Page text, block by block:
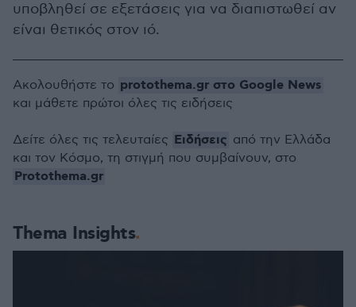
υποβληθεί σε εξετάσεις για να διαπιστωθεί αν
είναι θετικός στον ιό.
Thema Insights
Ακολουθήστε το protothema.gr στο Google News
και μάθετε πρώτοι όλες τις ειδήσεις
Δείτε όλες τις τελευταίες Ειδήσεις από την Ελλάδα
και τον Κόσμο, τη στιγμή που συμβαίνουν, στο
Protothema.gr